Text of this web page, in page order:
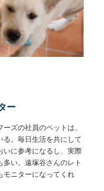
ー
ズの社員のペットは、
る。毎日生活を共にして
いに参考になるし、実際
い。遠塚谷さんのレト
モニターになってくれ